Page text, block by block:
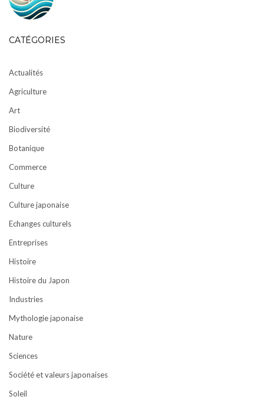
CATÉGORIES
Actualités
Agriculture
Art
Biodiversité
Botanique
Commerce
Culture
Culture japonaise
Echanges culturels
Entreprises
Histoire
Histoire du Japon
Industries
Mythologie japonaise
Nature
Sciences
Société et valeurs japonaises
Soleil